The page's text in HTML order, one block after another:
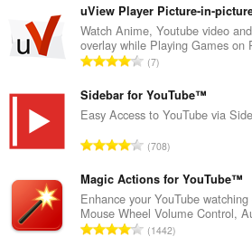
m
e
r
o
o
t
a
e
d
i
g
uView Player Picture-in-
Watch Anime, Youtube video
overlay while Playing Games on
N
m
e
o
o
t
a
7
Sidebar for YouTube™
Easy Access to YouTube via
N
m
e
r
o
708
Magic Actions for YouTube™
Enhance your YouTube
Mouse Wheel Volume Control,
N1442